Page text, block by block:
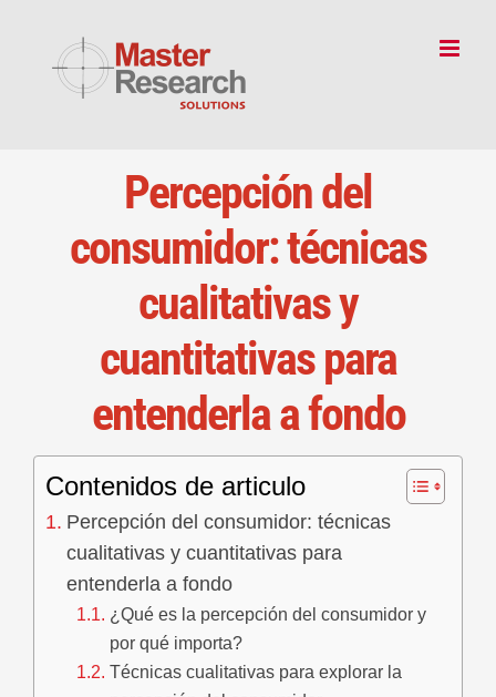
content
Percepción del
consumidor: técnicas
cualitativas y
cuantitativas para
entenderla a fondo
Contenidos de articulo
Percepción del consumidor: técnicas
cualitativas y cuantitativas para
entenderla a fondo
¿Qué es la percepción del consumidor y
por qué importa?
Técnicas cualitativas para explorar la